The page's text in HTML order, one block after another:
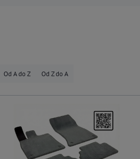
Od A do Z Od Z do A